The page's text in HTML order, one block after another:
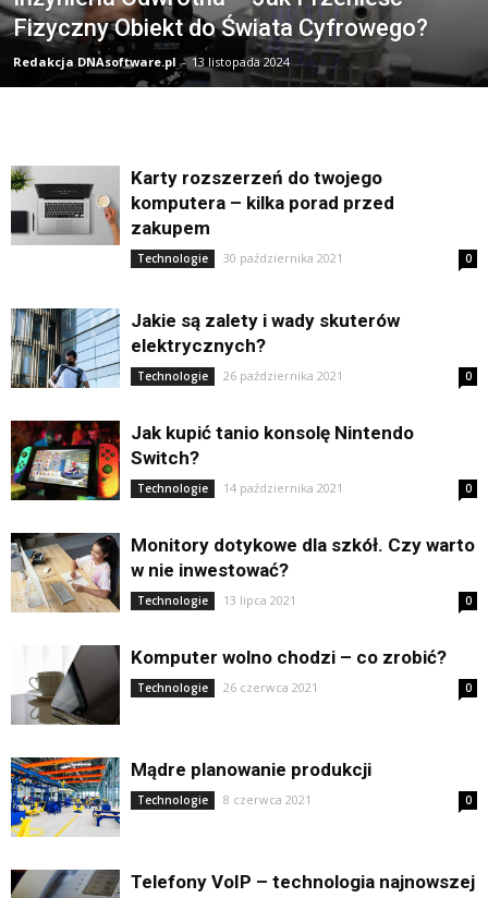
Fizyczny Obiekt do Świata Cyfrowego?
Redakcja DNAsoftware.pl - 13 listopada 2024
Karty rozszerzeń do twojego
komputera – kilka porad przed
zakupem
Technologie 30 października 2021 0
Jakie są zalety i wady skuterów
elektrycznych?
Technologie 26 października 2021 0
Jak kupić tanio konsolę Nintendo
Switch?
Technologie 14 października 2021 0
Monitory dotykowe dla szkół. Czy warto
w nie inwestować?
Technologie 13 lipca 2021 0
Komputer wolno chodzi – co zrobić?
Technologie 26 czerwca 2021 0
Mądre planowanie produkcji
Technologie 8 czerwca 2021 0
Telefony VoIP – technologia najnowszej